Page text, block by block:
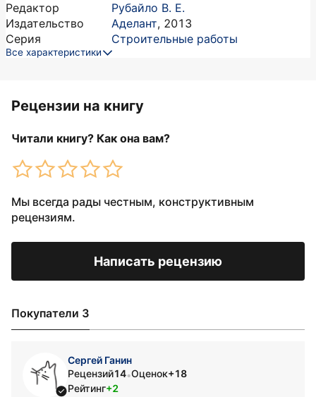
Редактор
Рубайло В. Е.
Издательство
Аделант, 2013
Серия
Строительные работы
Все характеристики
Рецензии на книгу
Читали книгу? Как она вам?
Мы всегда рады честным, конструктивным
рецензиям.
Написать рецензию
Покупатели 3
Сергей Ганин
Рецензий14•Оценок+18
Рейтинг+2